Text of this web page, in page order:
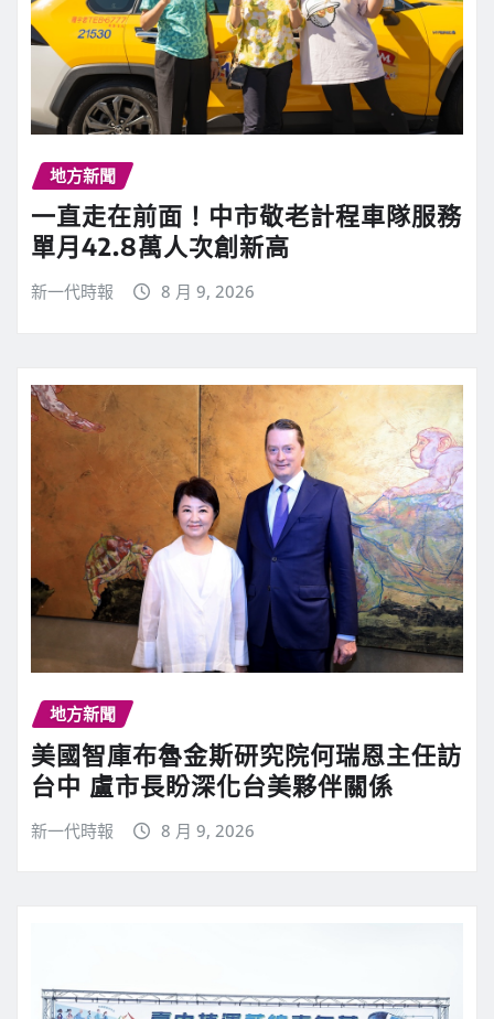
地方新聞
一直走在前面！中市敬老計程車隊服務
單月42.8萬人次創新高
新一代時報 8 月 9, 2026
地方新聞
美國智庫布魯金斯研究院何瑞恩主任訪
台中 盧市長盼深化台美夥伴關係
新一代時報 8 月 9, 2026